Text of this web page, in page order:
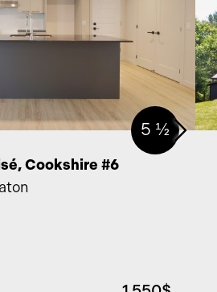
5 ½
Cookshire #6